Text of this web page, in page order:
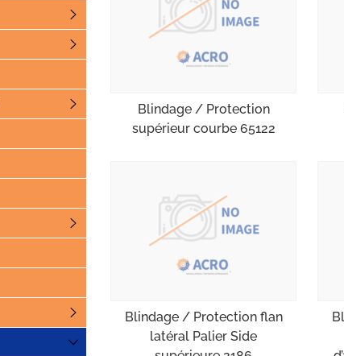
Blindage / Protection
supérieur courbe 65122
Blindage / Protection flan
latéral Palier Side